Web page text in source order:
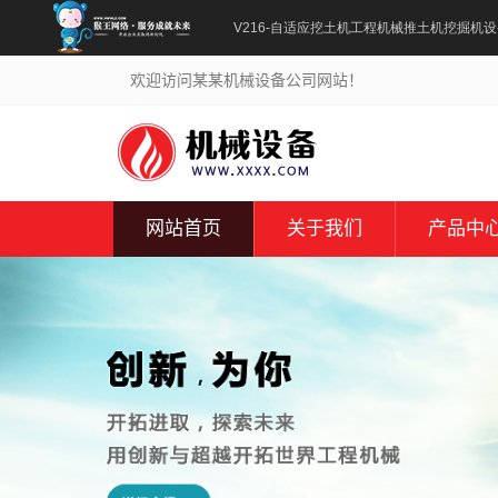
V216-自适应挖土机工程机械推土机挖掘机